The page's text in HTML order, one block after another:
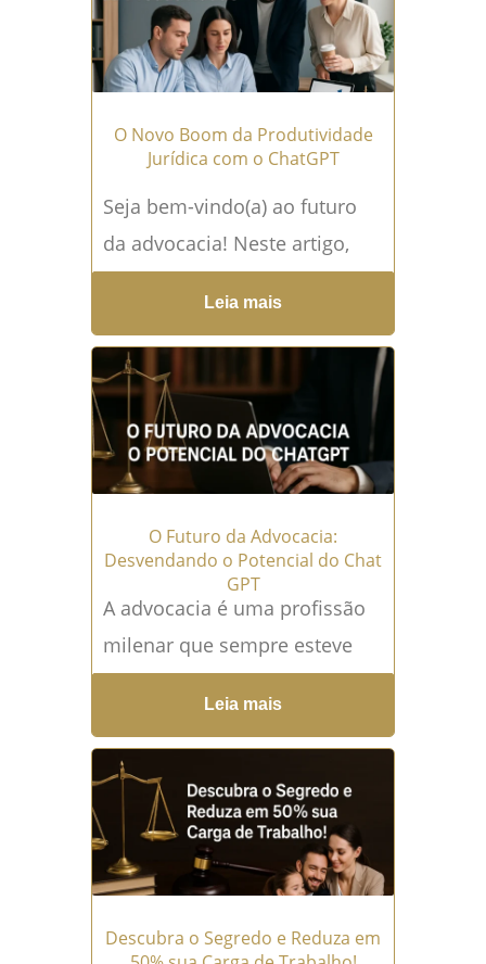
clientes... Leia mais →
O Novo Boom da Produtividade
Jurídica com o ChatGPT
Seja bem-vindo(a) ao futuro
da advocacia! Neste artigo,
exploraremos como o
ChatGPT, uma poderosa
ferramenta de inteligência
artificial, está revolucionando
a produtividade...Leia mais →
Leia mais
O Futuro da Advocacia:
Desvendando o Potencial do Chat
GPT
A advocacia é uma profissão
milenar que sempre esteve
em constante evolução,
adaptando-se às mudanças
sociais e tecnológicas. Com o
avanço exponencial...Leia
mais →
Leia mais
Descubra o Segredo e Reduza em